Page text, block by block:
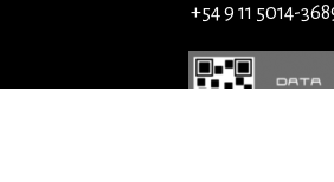
+54 9 11 5014-